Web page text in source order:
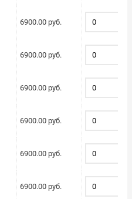
6900.00 руб.
6900.00 руб.
6900.00 руб.
6900.00 руб.
6900.00 руб.
6900.00 руб.